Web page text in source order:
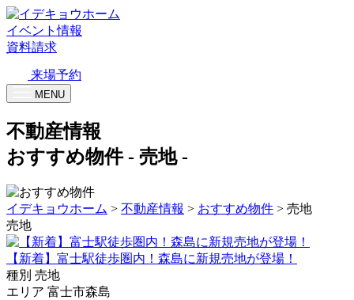
イベント情報
資料請求
来場予約
MENU
不動産情報
おすすめ物件- 売地 -
イデキョウホーム > 不動産情報 > おすすめ物件 > 売地
売地
【新着】富士駅徒歩圏内！森島に新規売地が登場！
種別 売地
エリア 富士市森島